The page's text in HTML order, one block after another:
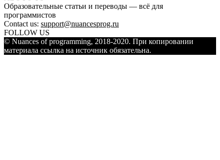
Образовательные статьи и переводы — всё для
программистов
Contact us: support@nuancesprog.ru
FOLLOW US
© Nuances of programming, 2018-2020. При копировании
материала ссылка на источник обязательна.